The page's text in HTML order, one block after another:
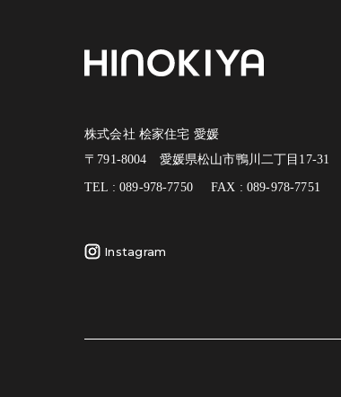
株式会社 桧家住宅 愛媛
〒791-8004 愛媛県松山市鴨川二丁目17-31
TEL : 089-978-7750 FAX : 089-978-7751
Instagram